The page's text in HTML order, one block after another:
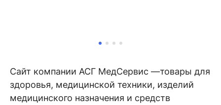
Сайт компании АСГ МедСервис —товары для
здоровья, медицинской техники, изделий
медицинского назначения и средств